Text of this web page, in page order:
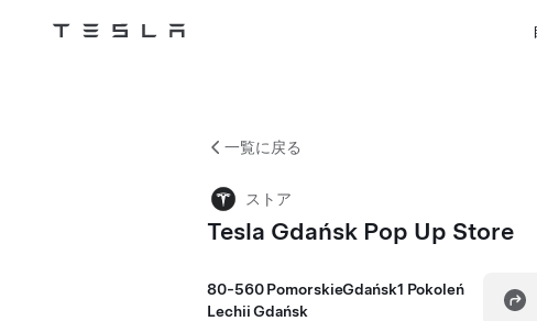
Tesla
一覧に戻る
ストア
Tesla Gdańsk Pop Up Store
80-560 PomorskieGdańsk1 Pokoleń
Lechii Gdańsk